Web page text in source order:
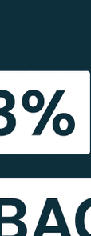
enz.)
lokale
die, alleen
van en de
doeleinden,
entiteit beslist
middelen